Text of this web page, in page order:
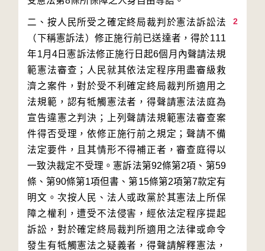
2
二、按人民所受之確定終局裁判於憲法訴訟法
（下稱憲訴法）修正施行前已送達者，得於111
年1月4日憲訴法修正施行日起6個月內聲請法規
範憲法審查；人民就其依法定程序用盡審級救
濟之案件，對於受不利確定終局裁判所適用之
法規範，認有牴觸憲法者，得聲請憲法法庭為
宣告違憲之判決；上列聲請法規範憲法審查案
件得否受理，依修正施行前之規定；聲請不備
法定要件，且其情形不得補正者，審查庭得以
一致決裁定不受理。憲訴法第92條第2項、第59
條、第90條第1項但書、第15條第2項第7款定有
明文。次按人民、法人或政黨於其憲法上所保
障之權利，遭受不法侵害，經依法定程序提起
訴訟，對於確定終局裁判所適用之法律或命令
發生有牴觸憲法之疑義者，得聲請解釋憲法，